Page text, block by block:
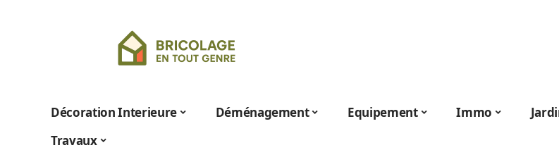
Décoration Interieure Déménagement Equipement Immo
Travaux